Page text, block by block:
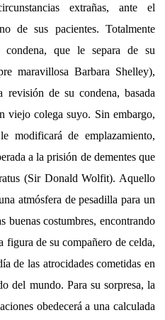
extrañas, ante el
de sus pacientes. Totalmente
condena, que le separa de su
maravillosa Barbara Shelley),
revisión de su condena, basada
viejo colega suyo. Sin embargo,
modificará de emplazamiento,
a la prisión de dementes que
(Sir Donald Wolfit). Aquello
atmósfera de pesadilla para un
buenas costumbres, encontrando
figura de su compañero de celda,
de las atrocidades cometidas en
del mundo. Para su sorpresa, la
obedecerá a una calculada